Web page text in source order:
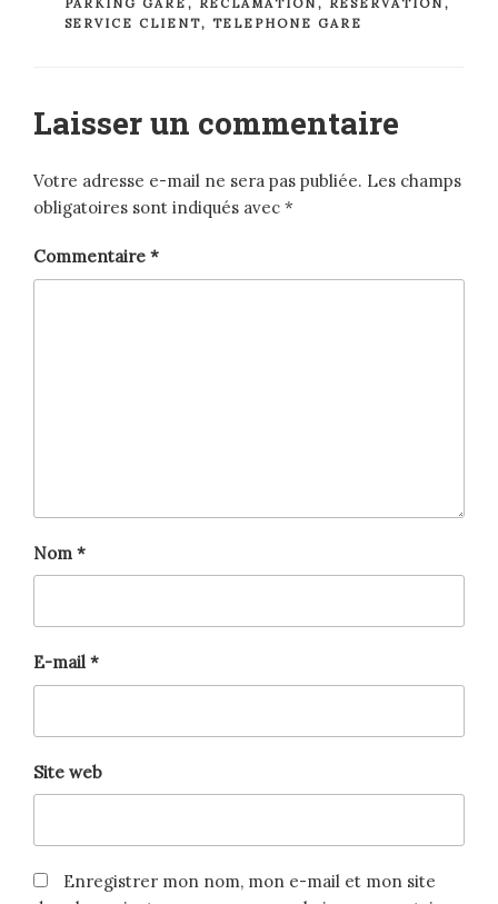
PARKING GARE , RÉCLAMATION , RÉSERVATION ,
SERVICE CLIENT, TELEPHONE GARE
Laisser un commentaire
Votre adresse e-mail ne sera pas publiée. Les champs
obligatoires sont indiqués avec *
Commentaire *
Nom *
E-mail *
Site web
Enregistrer mon nom, mon e-mail et mon site